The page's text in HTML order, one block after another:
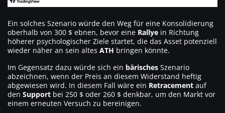
Ein solches Szenario würde den Weg für eine Konsolidierung
oberhalb von 300 $ ebnen, bevor eine Rallye in Richtung
höherer psychologischer Ziele startet, die das Asset potenziell
wieder näher an sein altes ATH bringen könnte.
Im Gegensatz dazu würde sich ein bärisches Szenario
abzeichnen, wenn der Preis an diesem Widerstand heftig
abgewiesen wird. In diesem Fall wäre ein Retracement auf
den Support bei 250 $ oder 260 $ denkbar, um den Markt vor
einem erneuten Versuch zu bereinigen.